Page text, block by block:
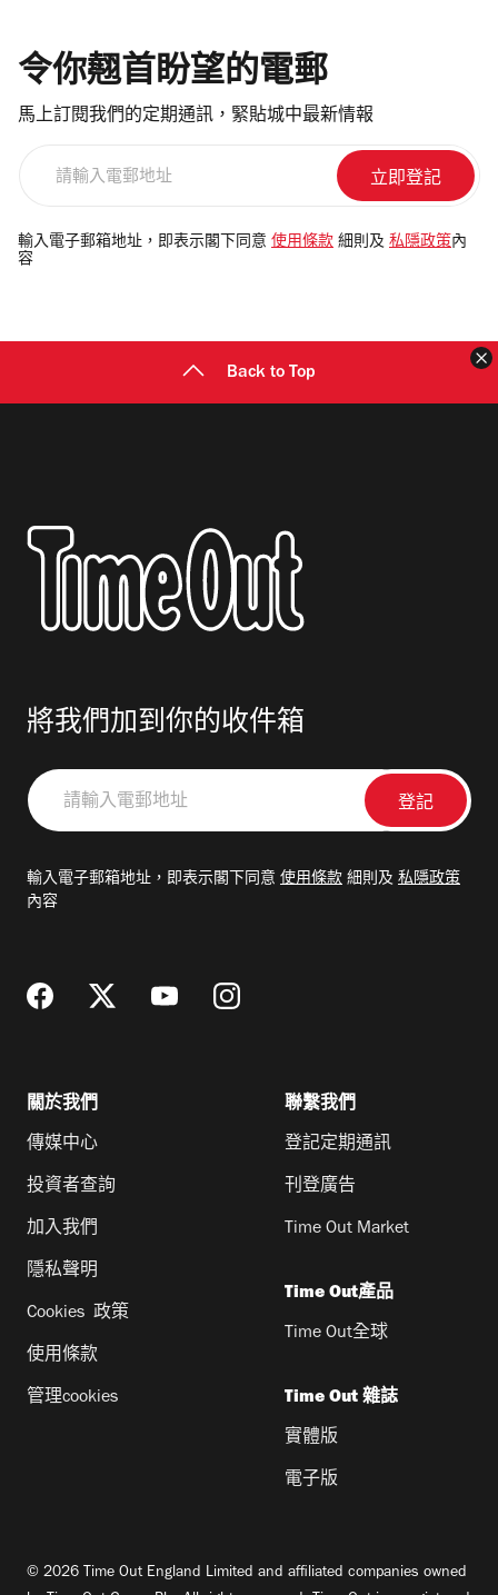
令你翹首盼望的電郵
馬上訂閱我們的定期通訊，緊貼城中最新情報
電
郵
輸入電子郵箱地址，即表示閣下同意 使用條款 細則及 私隱政策 內
容
Back to Top
將我們加到你的收件箱
請
輸
郵
輸入電子郵箱地址，即表示閣下同意 使用條款 細則及 私隱政策
內容
關於我們
傳媒中心
投資者查詢
加入我們
隱私聲明
Cookies 政策
使用條款
管理cookies
聯繫我們
登記定期通訊
刊登廣告
Time Out Market
Time Out產品
Time Out全球
Time Out 雜誌
實體版
電子版
© 2026 Time Out England Limited and affiliated companies owned